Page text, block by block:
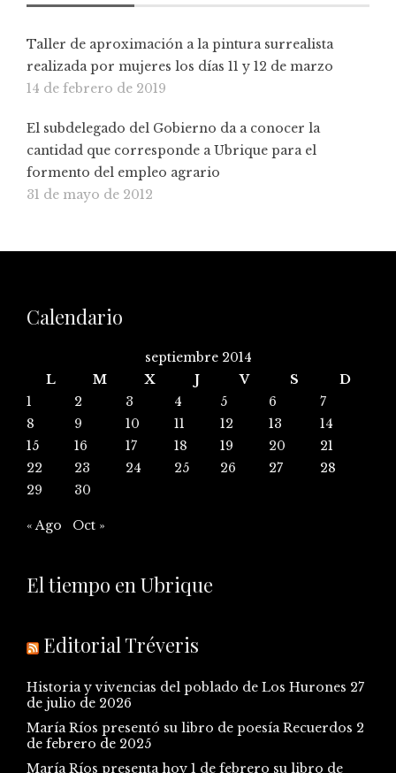
Taller de aproximación a la pintura surrealista
realizada por mujeres los días 11 y 12 de marzo
14 de febrero de 2019
El subdelegado del Gobierno da a conocer la
cantidad que corresponde a Ubrique para el
formento del empleo agrario
31 de mayo de 2012
Calendario
septiembre 2014
L
M X J V S
D
1
2 3 4 5 6
7
8
9 10 11 12 13
14
15
16 17 18 19 20
21
22
23 24 25 26 27
28
29
30
« Ago Oct »
El tiempo en Ubrique
Editorial Tréveris
Historia y vivencias del poblado de Los Hurones 27
de julio de 2026
María Ríos presentó su libro de poesía Recuerdos 2
de febrero de 2025
María Ríos presenta hoy 1 de febrero su libro de